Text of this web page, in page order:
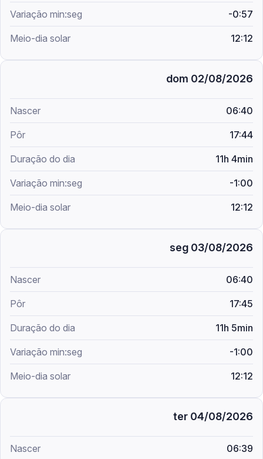
-0:57
12:12
dom 02/08/2026
06:40
17:44
11h 4min
-1:00
12:12
seg 03/08/2026
06:40
17:45
11h 5min
-1:00
12:12
ter 04/08/2026
06:39